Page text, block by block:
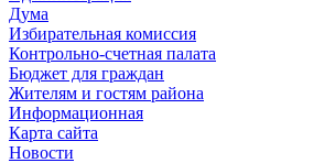
Дума
Избирательная комиссия
Контрольно-счетная палата
Бюджет для граждан
Жителям и гостям района
Информационная
Карта сайта
Новости